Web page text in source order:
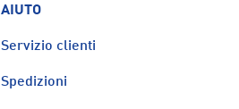
AIUTO
Servizio clienti
Spedizioni